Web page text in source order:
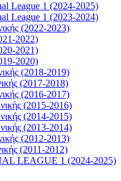
League 1 (2024-2025)
League 1 (2023-2024)
(2022-2023)
2022)
2021)
2020)
(2018-2019)
(2017-2018)
(2016-2017)
(2015-2016)
(2014-2015)
(2013-2014)
(2012-2013)
(2011-2012)
LEAGUE 1 (2024-2025)